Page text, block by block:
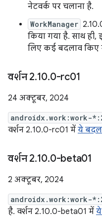
नेटवर्क पर चलाना है.
WorkManager
किया गया है. साथ
लिए कई बदलाव किए
वर्शन 2.10.0-rc01
24 अक्टूबर, 2024
androidx.work:work-
वर्शन 2.10.0-rc01 में ये
वर्शन 2.10.0-beta01
2 अक्टूबर, 2024
androidx.work:work-
है. वर्शन 2.10.0-beta01 में